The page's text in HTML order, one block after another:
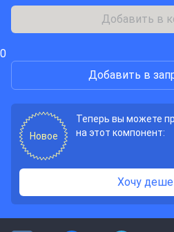
Добавить в
0
Добавить в
Новое
Теперь вы можете
на этот компонент:
Хочу